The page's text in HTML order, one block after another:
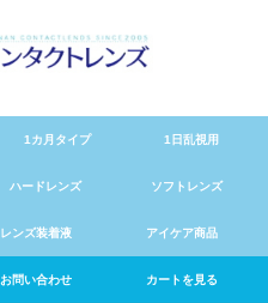
1カ月タイプ 1日乱視用
ハードレンズ ソフトレンズ
レンズ装着液 アイケア商品
お問い合わせ カートを見る